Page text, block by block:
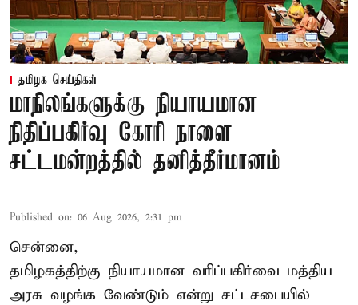
தமிழக செய்திகள்
மாநிலங்களுக்கு நியாயமான
நிதிப்பகிர்வு கோரி நாளை
சட்டமன்றத்தில் தனித்தீர்மானம்
Published on: 06 Aug 2026, 2:31 pm
சென்னை,
தமிழகத்திற்கு நியாயமான வரிப்பகிர்வை மத்திய
அரசு வழங்க வேண்டும் என்று சட்டசபையில்